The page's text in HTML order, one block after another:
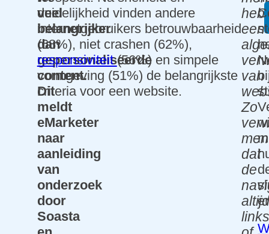
veel
belangrijker
dan
gepersonaliseerde
content.
Dit
meldt
eMarketer
naar
aanleiding
van
onderzoek
door
Soasta
duidelijkheid vinden andere
internetgebruikers betrouwbaarheid
(68%), niet crashen (62%),
responsiviteit(56%) en simpele
vormgeving (51%) de belangrijkste
criteria voor een website.
een
van
Zo
men
dat
de